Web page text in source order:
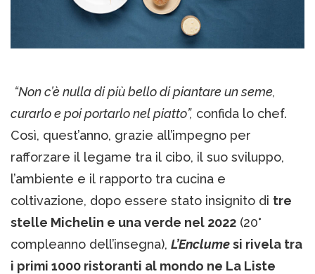
“Non c’è nulla di più bello di piantare un seme,
curarlo e poi portarlo nel piatto”, confida lo chef.
Così, quest’anno, grazie all’impegno per
rafforzare il legame tra il cibo, il suo sviluppo,
l’ambiente e il rapporto tra cucina e
coltivazione, dopo essere stato insignito di tre
stelle Michelin e una verde nel 2022 (20°
compleanno dell’insegna), L’Enclumesi rivela tra
i primi 1000 ristoranti al mondo ne La Liste